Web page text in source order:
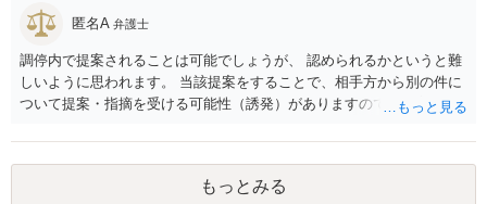
匿名A 弁護士
調停内で提案されることは可能でしょうが、 認められるかというと難
しいように思われます。 当該提案をすることで、相手方から別の件に
ついて提案・指摘を受ける可能性（誘発）がありますので、提案する
もっとみる